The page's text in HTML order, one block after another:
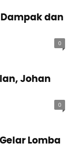
Dampak dan
0
Johan
0
Lomba